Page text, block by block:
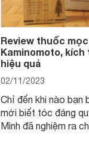
Review thuốc
Kaminomoto,
hiệu quả
02/11/2023
Chỉ đến khi nào bạn
mới biết tóc đáng
Mình đã nghiệm ra